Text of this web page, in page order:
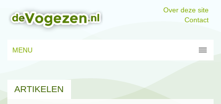
Over deze site
Contact
MENU
ARTIKELEN